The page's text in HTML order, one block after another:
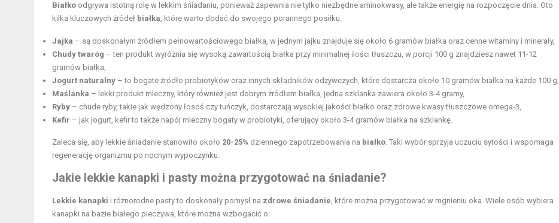
Białko odgrywa istotną rolę w lekkim śniadaniu, ponieważ zapewnia nie tylko niezbędne aminokwasy, ale także energię na rozpoczęcie dnia. Oto
kilka kluczowych źródeł białka, które warto dodać do swojego porannego posiłku:
Jajka – są doskonałym źródłem pełnowartościowego białka, w jednym jajku znajduje się około 6 gramów białka oraz cenne witaminy i minerały,
Chudy twaróg – ten produkt wyróżnia się wysoką zawartością białka przy minimalnej ilości tłuszczu, w porcji 100 g znajdziesz nawet 11-12
gramów białka,
Jogurt naturalny – to bogate źródło probiotyków oraz innych składników odżywczych, które dostarcza około 10 gramów białka na każde 100 g,
Maślanka – lekki produkt mleczny, który również jest dobrym źródłem białka, jedna szklanka zawiera około 3-4 gramy,
Ryby – chude ryby, takie jak wędzony łosoś czy tuńczyk, dostarczają wysokiej jakości białko oraz zdrowe kwasy tłuszczowe omega-3,
Kefir – jak jogurt, kefir to także napój mleczny bogaty w probiotyki, oferujący około 3-4 gramów białka na szklankę.
Zaleca się, aby lekkie śniadanie stanowiło około 20-25% dziennego zapotrzebowania na białko. Taki wybór sprzyja uczuciu sytości i wspomaga
regenerację organizmu po nocnym wypoczynku.
Jakie lekkie kanapki i pasty można przygotować na śniadanie?
Lekkie kanapki i różnorodne pasty to doskonały pomysł na zdrowe śniadanie, które można przygotować w mgnieniu oka. Wiele osób wybiera
kanapki na bazie białego pieczywa, które można wzbogacić o: